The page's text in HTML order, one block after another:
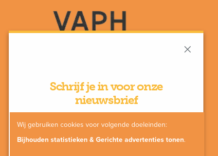
Schrijf je in voor onze
nieuwsbrief
Wij gebruiken cookies voor volgende doeleinden:
Bijhouden statistieken & Gerichte advertenties tonen.